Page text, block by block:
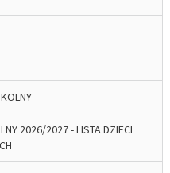
2026/2027 - LISTA DZIECI